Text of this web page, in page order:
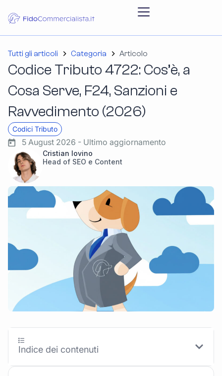
Tutti gli articoli Categoria Articolo
Codice Tributo 4722: Cos’è, a
Cosa Serve, F24, Sanzioni e
Ravvedimento (2026)
Codici Tributo
5 August 2026 - Ultimo aggiornamento
Cristian Iovino
Head of SEO e Content
Indice dei contenuti